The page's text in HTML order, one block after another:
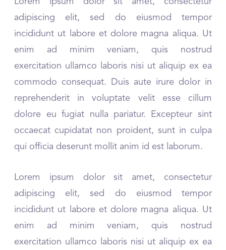
adipiscing elit, sed do eiusmod tempor
incididunt ut labore et dolore magna aliqua. Ut
enim ad minim veniam, quis nostrud
exercitation ullamco laboris nisi ut aliquip ex ea
commodo consequat. Duis aute irure dolor in
reprehenderit in voluptate velit esse cillum
dolore eu fugiat nulla pariatur. Excepteur sint
occaecat cupidatat non proident, sunt in culpa
qui officia deserunt mollit anim id est laborum.
Lorem ipsum dolor sit amet, consectetur
adipiscing elit, sed do eiusmod tempor
incididunt ut labore et dolore magna aliqua. Ut
enim ad minim veniam, quis nostrud
exercitation ullamco laboris nisi ut aliquip ex ea